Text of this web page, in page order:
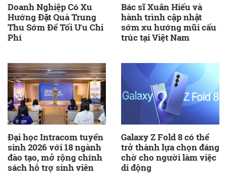
Doanh Nghiệp Có Xu
Hướng Đặt Quà Trung
Thu Sớm Để Tối Ưu Chi
Phí
Bác sĩ Xuân Hiếu và
hành trình cập nhật
sớm xu hướng mũi cấu
trúc tại Việt Nam
Đại học Intracom tuyển
sinh 2026 với 18 ngành
đào tạo, mở rộng chính
sách hỗ trợ sinh viên
Galaxy Z Fold 8 có thể
trở thành lựa chọn đáng
chờ cho người làm việc
di động